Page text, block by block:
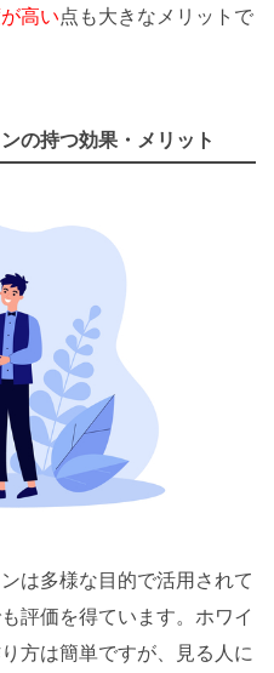
高い点も大きなメリットで
の持つ効果・メリット
は多様な目的で活用されて
評価を得ています。ホワイ
方は簡単ですが、見る人に